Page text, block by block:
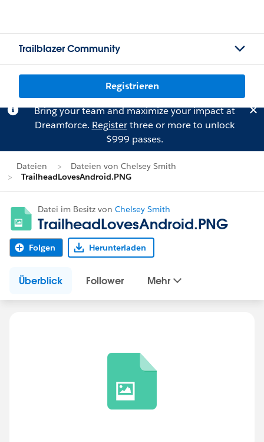
Trailblazer Community
Registrieren
Bring your team and maximize your impact at
Dreamforce. Registerthree or more to unlock
$999 passes.
Dateien
Dateien von Chelsey Smith
TrailheadLovesAndroid.PNG
Datei im Besitz von Chelsey Smith
TrailheadLovesAndroid.PNG
Folgen Herunterladen
Überblick Follower Mehr